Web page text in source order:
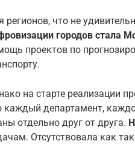
регионов, что не
городов стала
проектов по
на старте реализации
каждый департамент,
отдельно друг от друга.
Отсутствовала как